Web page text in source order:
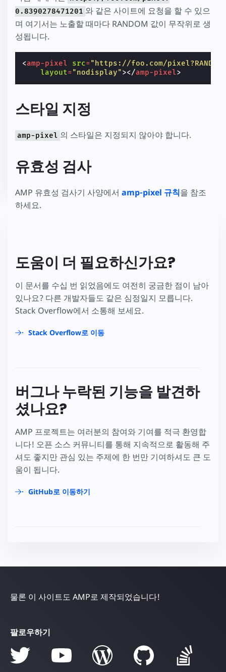
0.8390278471201 와 같은 사이트에 요청을 할 수 있으
며 여기서는 노출할 때마다 RANDOM 값이 무작위로 생
성됩니다.
<amp-pixel src="https://foo.com/
layout="nodisplay"></amp-pixel>
스타일 지정
amp-pixel 의 스타일은 지정되지 않아야 합니다.
유효성 검사
AMP 유효성 검사기 사양에서 amp-pixel 규칙을 참조
하세요.
도움이 더 필요하신가요?
이 문서를 수십 번 읽었음에도 여전히 궁금한 점이 남아
있나요? 다른 개발자들도 같은 심정일지 모릅니다.
Stack Overflow에서 소통해 보세요.
Stack Overflow로 이동
버그나 누락된 기능을 발견하
셨나요?
AMP 프로젝트는 여러분의 참여와 기여를 적극 환영합
니다! 오픈 소스 커뮤니티를 통해 지속적으로 활동해 주
셔도 좋지만 관심 있는 주제에 한 번만 기여하셔도 큰 도
움이 됩니다.
GitHub로 이동하기
물론 이 사이트도 AMP로 제작되었습니다!
팔로우하기